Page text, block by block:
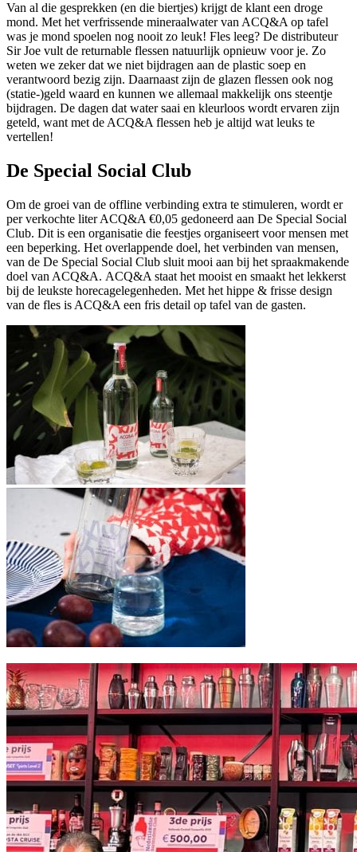
Van al die gesprekken (en die biertjes) krijgt de klant een droge
mond. Met het verfrissende mineraalwater van ACQ&A op tafel
was je mond spoelen nog nooit zo leuk! Fles leeg? De distributeur
Sir Joe vult de returnable flessen natuurlijk opnieuw voor je. Zo
weten we zeker dat we niet bijdragen aan de plastic soep en
verantwoord bezig zijn. Daarnaast zijn de glazen flessen ook nog
(statie-)geld waard en kunnen we allemaal makkelijk ons steentje
bijdragen. De dagen dat water saai en kleurloos wordt ervaren zijn
geteld, want met de ACQ&A flessen heb je altijd wat leuks te
vertellen!
De Special Social Club
Om de groei van de offline verbinding extra te stimuleren, wordt er
per verkochte liter ACQ&A €0,05 gedoneerd aan De Special Social
Club. Dit is een organisatie die feestjes organiseert voor mensen met
een beperking. Het overlappende doel, het verbinden van mensen,
van de De Special Social Club sluit mooi aan bij het spraakmakende
doel van ACQ&A. ACQ&A staat het mooist en smaakt het lekkerst
bij de leukste horecagelegenheden. Met het hippe & frisse design
van de fles is ACQ&A een fris detail op tafel van de gasten.